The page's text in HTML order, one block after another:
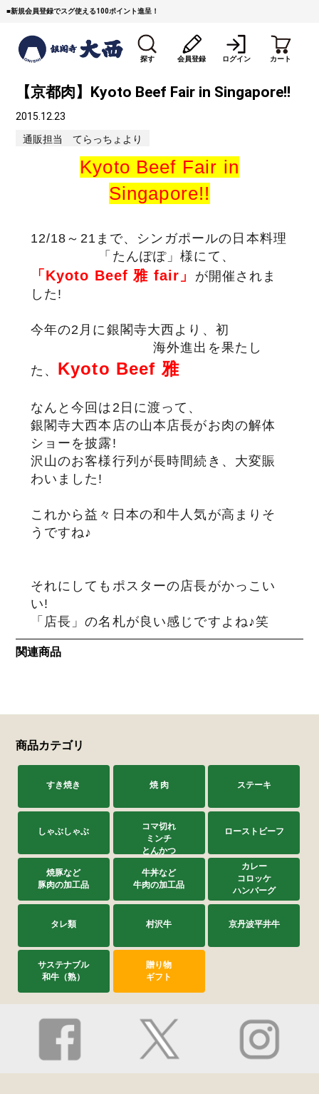
■新規会員登録でスグ使える100ポイント進呈！
探す
焼 肉
品）
品）
バーグ
千代幻豚 贈り物・ギフト
会員登録 ログイン カート
【京都肉】Kyoto Beef Fair in Singapore!!
2015.12.23
通販担当 てらっちょより
Kyoto Beef Fair in
Singapore!!
12/18～21まで、シンガポールの日本料理
「たんぽぽ」様にて、
「Kyoto Beef 雅 fair」
が開催されま
した!
今年の2月に銀閣寺大西より、初
海外進出を果たし
た、 Kyoto Beef 雅
なんと今回は2日に渡って、
銀閣寺大西本店の山本店長がお肉の解体
ショーを披露!
沢山のお客様行列が長時間続き、大変賑
わいました!
これから益々日本の和牛人気が高まりそ
うですね♪
それにしてもポスターの店長がかっこい
い!
「店長」の名札が良い感じですよね♪笑
関連商品
商品カテゴリ
すき焼き 焼 肉 ステーキ
しゃぶしゃぶ
コマ切れ
ミンチ
とんかつ
ローストビーフ
焼豚など
豚肉の加工品
牛丼など
牛肉の加工品
カレー
コロッケ
ハンバーグ
タレ類 村沢牛 京丹波平井牛
サステナブル
和牛（熟）
贈り物
ギフト